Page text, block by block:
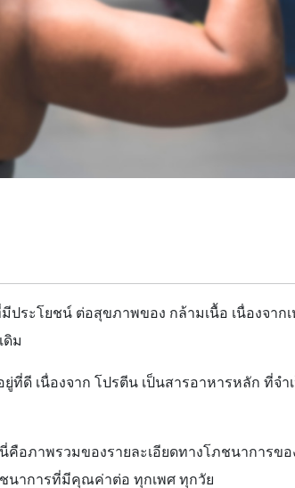
ระโยชน์ ต่อสุขภาพของ กล้ามเนื้อ เนื่องจาก
ดิม
ดี เนื่องจาก โปรตีน เป็นสารอาหารหลัก ที่จำ
อภาพรวมของรายละเอียดทางโภชนาการขอ
ชนาการที่มีคุณค่าต่อ ทุกเพศ ทุกวัย